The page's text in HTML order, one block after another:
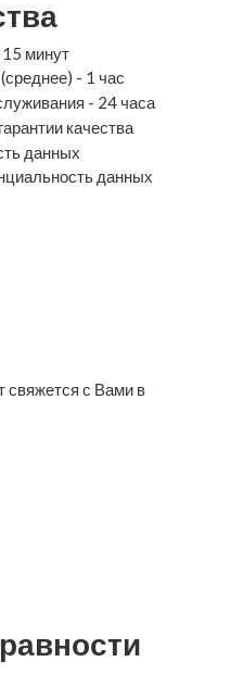
минут
- 1 час
- 24 часа
качества
данных
данных
свяжется с Вами в